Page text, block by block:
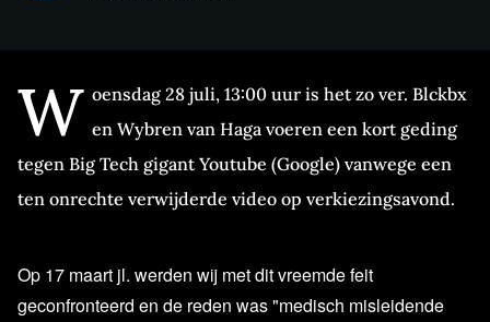
W oensdag 28 juli, 13:00 uur is het zo ver. Blckbx
en Wybren van Haga voeren een kort geding
tegen Big Tech gigant Youtube (Google) vanwege een
ten onrechte verwijderde video op verkiezingsavond.
Op 17 maart jl. werden wij met dit vreemde feit
geconfronteerd en de reden was "medisch misleidende